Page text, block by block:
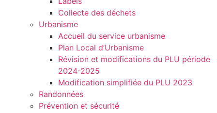
Collecte des déchets
Urbanisme
Accueil du service urbanisme
Plan Local d’Urbanisme
Révision et modifications du PLU période
2024-2025
Modification simplifiée du PLU 2023
Randonnées
Prévention et sécurité